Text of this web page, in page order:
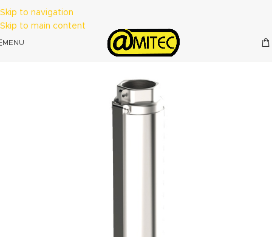
Skip to navigation
Skip to main content
MENU